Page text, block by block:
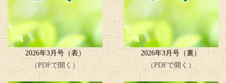
2026年3月号（表）
（PDFで開く）
2026年3月号（裏）
（PDFで開く）